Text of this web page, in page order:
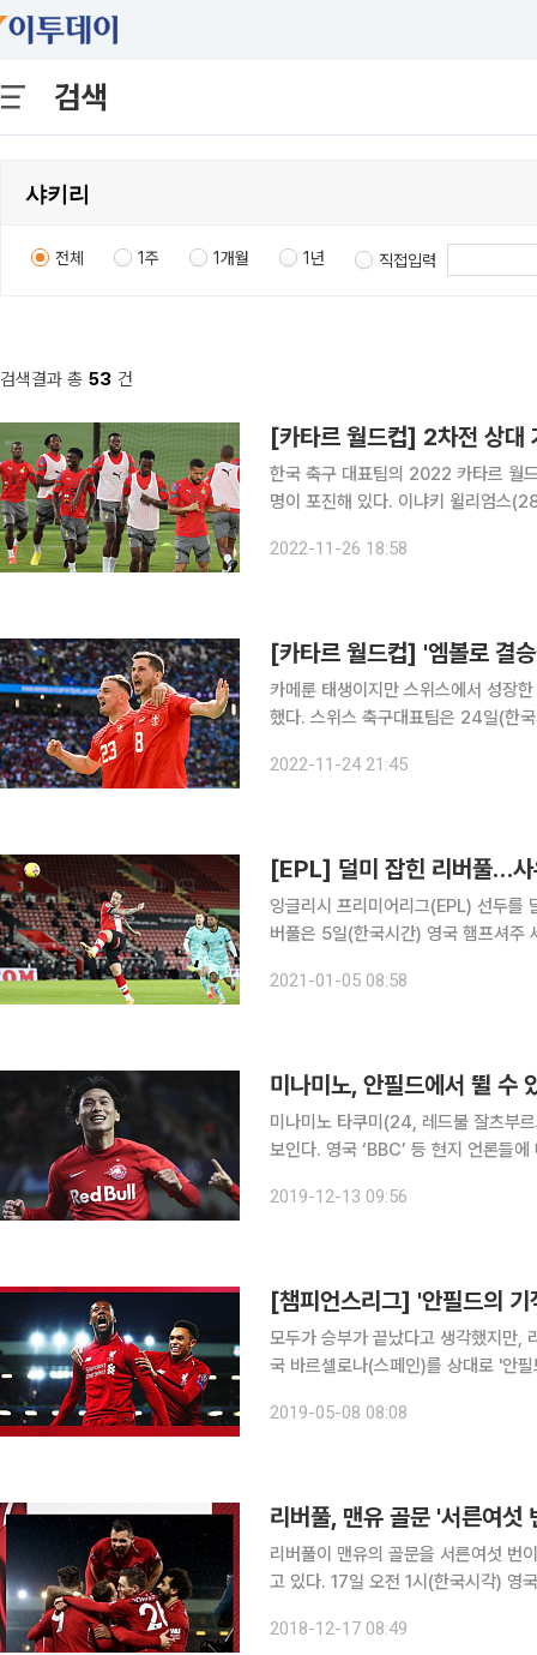
검색
전체 1주 1개월 1년 직접입력
검색결과 총 53 건
[카타르 월드컵] 2차전 상
한국 축구 대표팀의 2022 카타르 월
명이 포진해 있다. 이냐키 윌리엄스
2022-11-26 18:58
[카타르 월드컵] '엠볼로 결
카메룬 태생이지만 스위스에서 성장
했다. 스위스 축구대표팀은 24일(한국시간) 카타르 알와크라 알자눕 스타디움에서 열린 '2022 카
'2014 브라질 월드컵'과 '2018 러시
2022-11-24 21:45
[EPL] 덜미 잡힌 리버풀…사
잉글리시 프리미어리그(EPL) 선두를
버풀은 5일(한국시간) 영국 햄프셔
버풀은 9승 6무 2패(승점 33)로 선두
2021-01-05 08:58
미나미노, 안필드에서 뛸 수
미나미노 타쿠미(24, 레드불 잘츠부
보인다. 영국 ‘BBC’ 등 현지 언론들에 따르면 미나미노가 내년 1월 겨울 이적 시장을 통해 리버풀로
드 선이라고 구체적으로 언급됐다. 금
2019-12-13 09:56
모두가 승부가 끝났다고 생각했지만,
국 바르셀로나(스페인)를 상대로 '안필드의 기적'을 만들었
2019-05-08 08:08
리버풀, 맨유 골문 '서른여
리버풀이 맨유의 골문을 서른여섯 번
고 있다. 17일 오전 1시(한국시각) 영국 리버풀 안필드에서 2018-2019 잉글리시 프리미어리그
2018-12-17 08:49